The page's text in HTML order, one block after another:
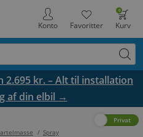
0
Kurv
Favoritter
Konto
2.695 kr. – Alt til installation
af din elbil →
/ Spray
Privat